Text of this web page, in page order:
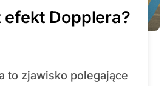
efekt Dopplera?